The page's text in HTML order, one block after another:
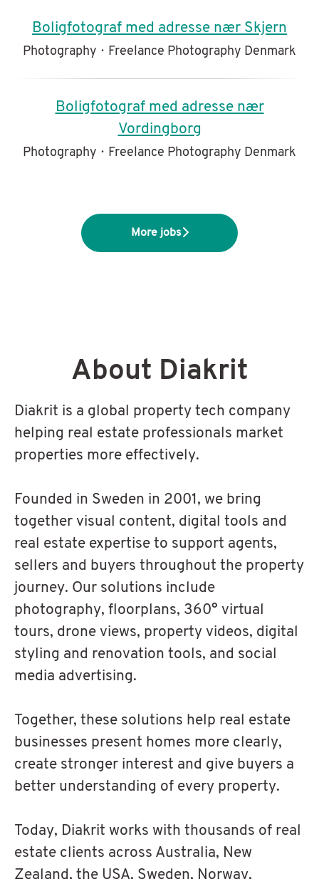
Boligfotograf med adresse nær Skjern
Photography · Freelance Photography Denmark
Boligfotograf med adresse nær
Vordingborg
Photography · Freelance Photography Denmark
More jobs
About Diakrit
Diakrit is a global property tech company
helping real estate professionals market
properties more effectively.
Founded in Sweden in 2001, we bring
together visual content, digital tools and
real estate expertise to support agents,
sellers and buyers throughout the property
journey. Our solutions include
photography, floorplans, 360° virtual
tours, drone views, property videos, digital
styling and renovation tools, and social
media advertising.
Together, these solutions help real estate
businesses present homes more clearly,
create stronger interest and give buyers a
better understanding of every property.
Today, Diakrit works with thousands of real
estate clients across Australia, New
Zealand, the USA, Sweden, Norway,